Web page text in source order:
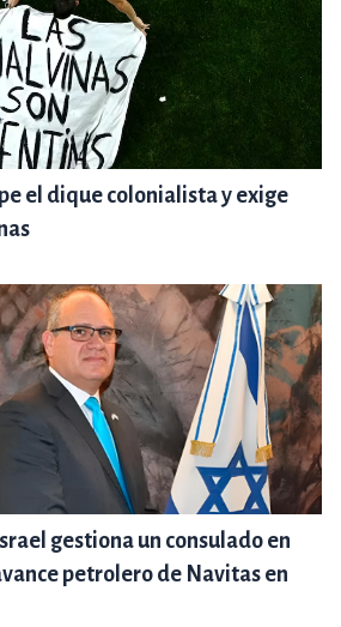
el dique colonialista y exige
gestiona un consulado en
petrolero de Navitas en